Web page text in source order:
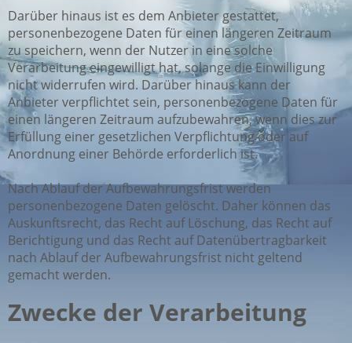
Darüber hinaus ist es dem Anbieter gestattet,
personenbezogene Daten für einen längeren Zeitraum
zu speichern, wenn der Nutzer in eine solche
Verarbeitung eingewilligt hat, solange die Einwilligung
nicht widerrufen wird. Darüber hinaus kann der
Anbieter verpflichtet sein, personenbezogene Daten für
einen längeren Zeitraum aufzubewahren, wenn dies zur
Erfüllung einer gesetzlichen Verpflichtung oder auf
Anordnung einer Behörde erforderlich ist.
Nach Ablauf der Aufbewahrungsfrist werden
personenbezogene Daten gelöscht. Daher können das
Auskunftsrecht, das Recht auf Löschung, das Recht auf
Berichtigung und das Recht auf Datenübertragbarkeit
nach Ablauf der Aufbewahrungsfrist nicht geltend
gemacht werden.
Zwecke der Verarbeitung